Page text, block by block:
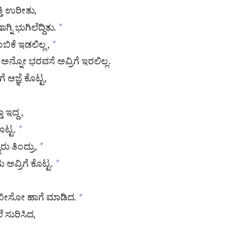
ಉರೀತು,
ಭುಗಿಲೆದ್ದಿತು. +
ಇಡಲಿಲ್ಲ, +
ಅನ್ನೋ ಭರವಸೆ ಅವ್ರಿಗೆ ಇರಲಿಲ್ಲ.
ಕೊಟ್ಟ,
ಇದ್ದ,
+
ತಿಂದ್ರು, +
ಅವ್ರಿಗೆ ಕೊಟ್ಟ. +
ಹಾಗೆ ಮಾಡಿದ. +